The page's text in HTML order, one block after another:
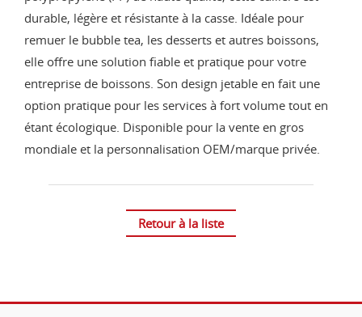
durable, légère et résistante à la casse. Idéale pour
remuer le bubble tea, les desserts et autres boissons,
elle offre une solution fiable et pratique pour votre
entreprise de boissons. Son design jetable en fait une
option pratique pour les services à fort volume tout en
étant écologique. Disponible pour la vente en gros
mondiale et la personnalisation OEM/marque privée.
Retour à la liste